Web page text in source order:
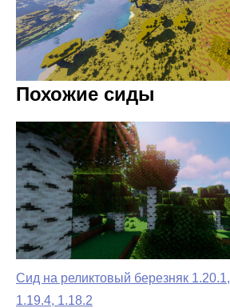
Похожие сиды
Сид на реликтовый березняк 1.20.1,
1.19.4, 1.18.2